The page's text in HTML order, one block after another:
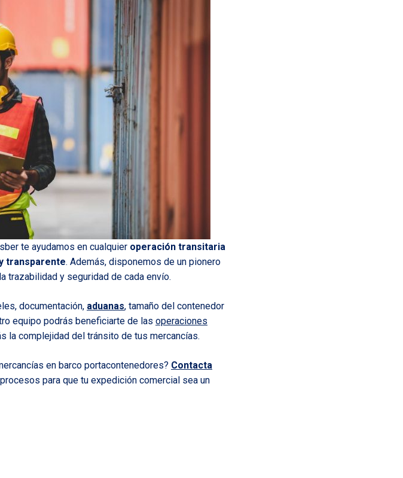
te ayudamos en cualquier operación transitaria
transparente. Además, disponemos de un pionero
trazabilidad y seguridad de cada envío.
documentación, aduanas, tamaño del contenedor
equipo podrás beneficiarte de las operaciones
la complejidad del tránsito de tus mercancías.
en barco portacontenedores? Contacta
para que tu expedición comercial sea un